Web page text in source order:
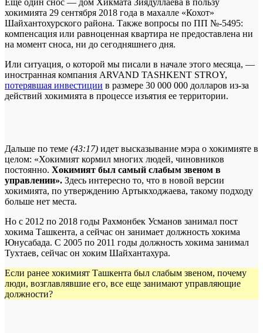
хокимията 29 сентября 2018 года в махалле «Кохот»
Шайхантохурского района. Также вопросы по ПП №-5495:
компенсация или равноценная квартира не предоставлена ни
на момент сноса, ни до сегодняшнего дня.
Или ситуация, о которой мы писали в начале этого месяца, —
иностранная компания ARVAND TASHKENT STROY,
потерявшая инвестиции в размере 30 000 000 долларов из-за
действий хокимията в процессе изъятия ее территории.
Дальше по теме (43:17) идет высказывание мэра о хокимияте в
целом: «Хокимият кормил многих людей, чиновников
постоянно. Хокимият был самый слабым звеном в
управлении». Здесь интересно то, что в новой версии
хокимията, по утверждению Артыкходжаева, такому подходу
больше нет места.
Но с 2012 по 2018 годы Рахмонбек Усманов занимал пост
хокима Ташкента, а сейчас он занимает должность хокима
Юнусабада. С 2005 по 2011 годы должность хокима занимал
Тухтаев, сейчас он хоким Шайхантахура.
Если ранее хокимият Ташкента был слабым звеном, почему
люди, возглавлявшие его, все еще занимают управляющие
должности?